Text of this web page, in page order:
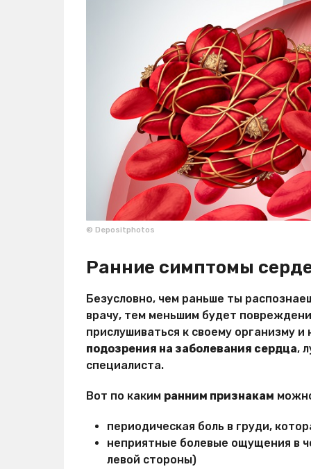
© Depositphotos
Ранние симптомы
Безусловно, чем раньше ты
врачу, тем меньшим будет
прислушиваться к своему организму и
подозрения на заболевания сердца,
специалиста.
Вот по каким ранним признакам
периодическая боль в груди,
неприятные болевые ощущения в
левой стороны)